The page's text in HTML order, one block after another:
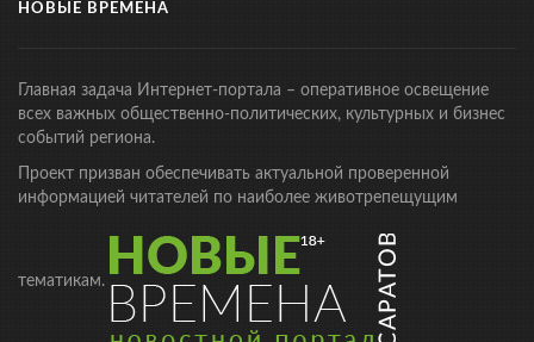
НОВЫЕ ВРЕМЕНА
Главная задача Интернет-портала – оперативное освещение
всех важных общественно-политических, культурных и бизнес
событий региона.
Проект призван обеспечивать актуальной проверенной
информацией читателей по наиболее животрепещущим
тематикам.